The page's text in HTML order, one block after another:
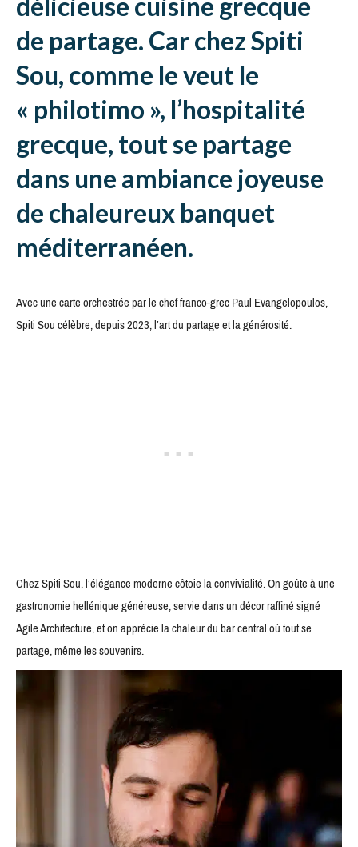
de partage. Car chez Spiti
Sou, comme le veut le
« philotimo », l’hospitalité
grecque, tout se partage
dans une ambiance joyeuse
de chaleureux banquet
méditerranéen.
Avec une carte orchestrée par le chef franco-grec Paul Evangelopoulos,
Spiti Sou célèbre, depuis 2023, l’art du partage et la générosité.
Chez Spiti Sou, l’élégance moderne côtoie la convivialité. On goûte à une
gastronomie hellénique généreuse, servie dans un décor raffiné signé
Agile Architecture, et on apprécie la chaleur du bar central où tout se
partage, même les souvenirs.